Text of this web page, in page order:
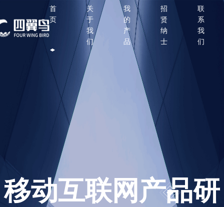
首
页
关
于
我
们
我
的
产
品
招
贤
纳
士
联
系
我
们
移动互联网产品研